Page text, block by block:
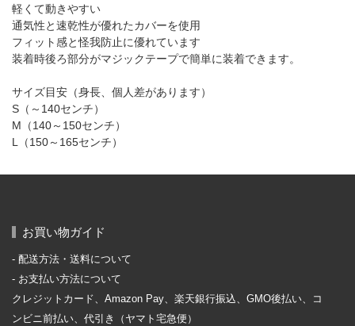
軽くて動きやすい
通気性と速乾性が優れたカバーを使用
フィット感と怪我防止に優れています
装着時後ろ部分がマジックテープで簡単に装着できます。
サイズ目安（身長、個人差があります）
S（～140センチ）
M（140～150センチ）
L（150～165センチ）
お買い物ガイド
配送方法・送料について
お支払い方法について
クレジットカード、Amazon Pay、楽天銀行振込、GMO後払い、コ
ンビニ前払い、代引き（ヤマト宅急便）